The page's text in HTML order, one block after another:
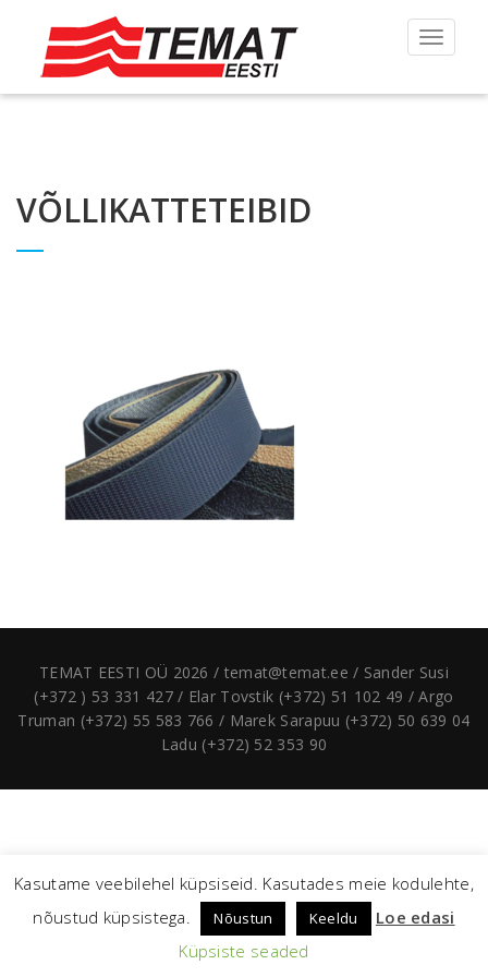
Toggle
VÕLLIKATTETEIBID
TEMAT EESTI OÜ 2026 / temat@temat.ee / Sander Susi
(+372 ) 53 331 427 / Elar Tovstik (+372) 51 102 49 / Argo
Truman (+372) 55 583 766 / Marek Sarapuu (+372) 50 639 04
Ladu (+372) 52 353 90
Kasutame veebilehel küpsiseid. Kasutades meie kodulehte,
nõustud küpsistega.
Nõustun Keeldu
Loe edasi
Küpsiste seaded